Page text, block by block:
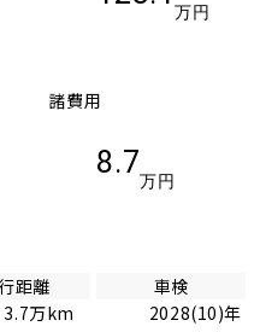
万円
諸費用
8.7
万円
距離
3.7万km
車検
2028(10)年